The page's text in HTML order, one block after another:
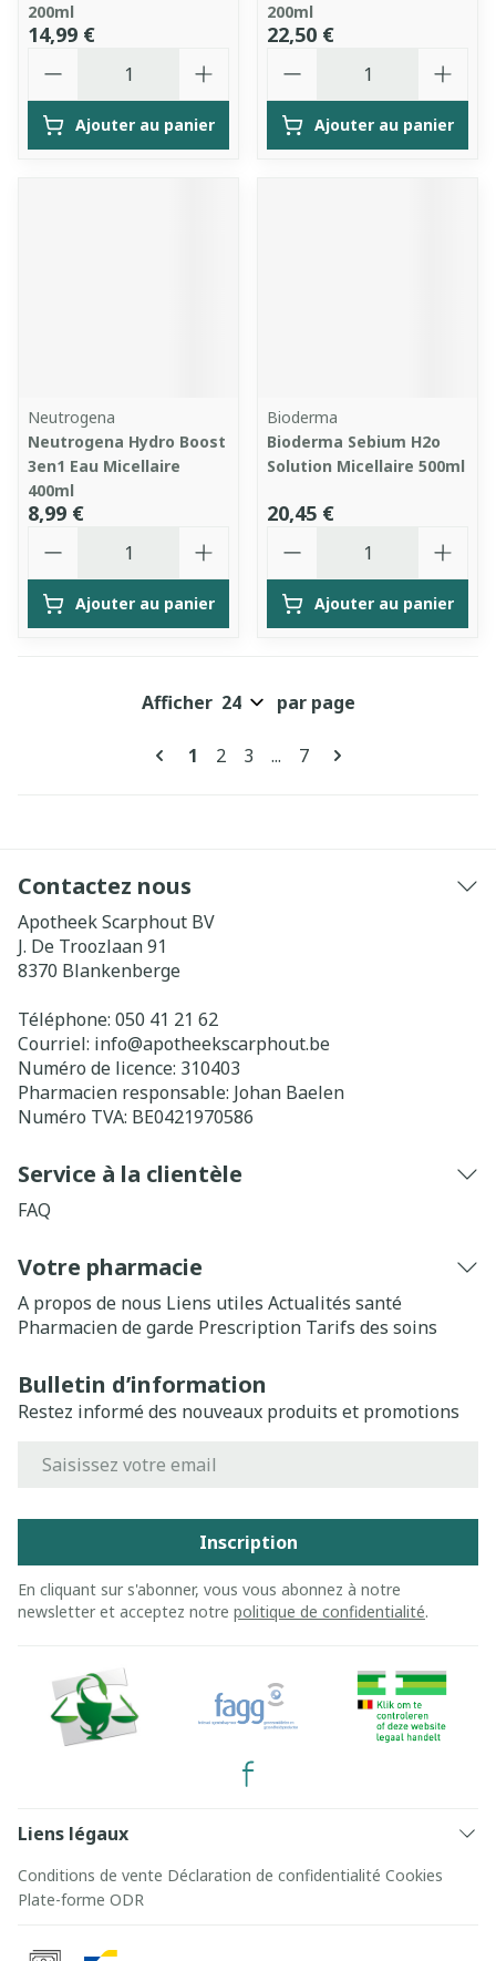
200ml
14,99 €
Ajouter au panier
200ml
22,50 €
Ajouter au panier
Neutrogena
Neutrogena Hydro Boost
3en1 Eau Micellaire
400ml
8,99 €
Ajouter au panier
Bioderma
Bioderma Sebium H2o
Solution Micellaire 500ml
20,45 €
Ajouter au panier
Pages
Vous lisez actuellement la page
1 Page
2 Page
3 ... Page
7
Afficher par page
Contactez nous
Apotheek Scarphout BV
J. De Troozlaan 91
8370 Blankenberge
Téléphone: 050 41 21 62
Courriel: info@apotheekscarphout.be
Numéro de licence: 310403
Pharmacien responsable: Johan Baelen
Numéro TVA: BE0421970586
Service à la clientèle
FAQ
Votre pharmacie
A propos de nous Liens utiles Actualités santé
Pharmacien de garde Prescription Tarifs des soins
Bulletin d’information
Restez informé des nouveaux produits et promotions
Inscription
En cliquant sur s'abonner, vous vous abonnez à notre
newsletter et acceptez notre politique de confidentialité.
Liens légaux
Conditions de vente Déclaration de confidentialité Cookies
Plate-forme ODR